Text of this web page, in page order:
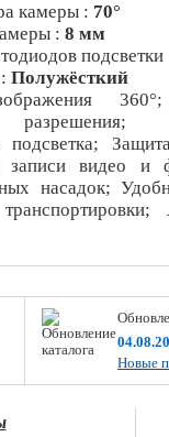
камеры : 70°
: 8 мм
Полужёсткий
подсветка;
записи видео и
насадок;
Новые